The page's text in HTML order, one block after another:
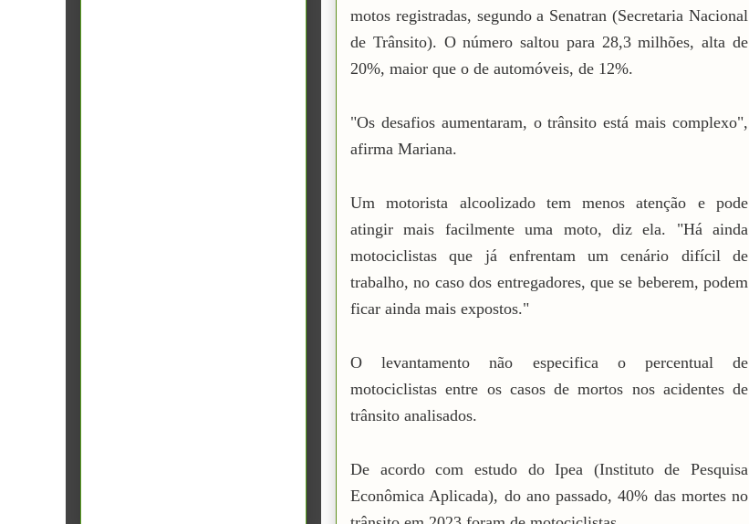
motos registradas, segundo a Senatran (Secretaria Nacional
de Trânsito). O número saltou para 28,3 milhões, alta de
20%, maior que o de automóveis, de 12%.
"Os desafios aumentaram, o trânsito está mais complexo",
afirma Mariana.
Um motorista alcoolizado tem menos atenção e pode
atingir mais facilmente uma moto, diz ela. "Há ainda
motociclistas que já enfrentam um cenário difícil de
trabalho, no caso dos entregadores, que se beberem, podem
ficar ainda mais expostos."
O levantamento não especifica o percentual de
motociclistas entre os casos de mortos nos acidentes de
trânsito analisados.
De acordo com estudo do Ipea (Instituto de Pesquisa
Econômica Aplicada), do ano passado, 40% das mortes no